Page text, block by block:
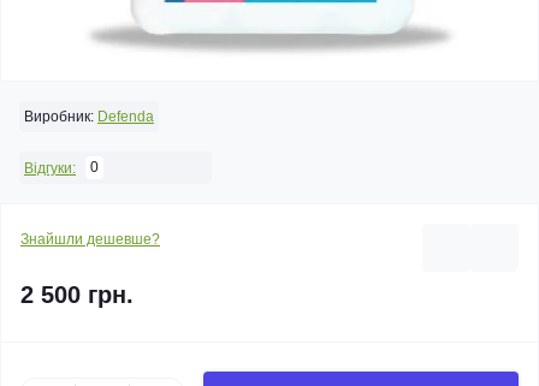
Виробник: Defenda
Відгуки: 0
Знайшли дешевше?
2 500 грн.